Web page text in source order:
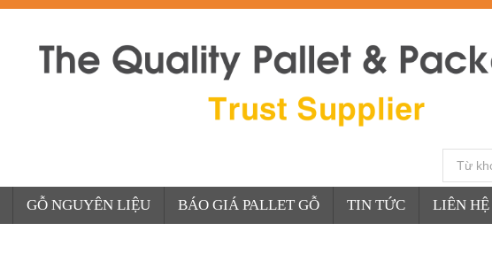
GỖ NGUYÊN LIỆU BÁO GIÁ PALLET GỖ TIN TỨC LIÊN HỆ